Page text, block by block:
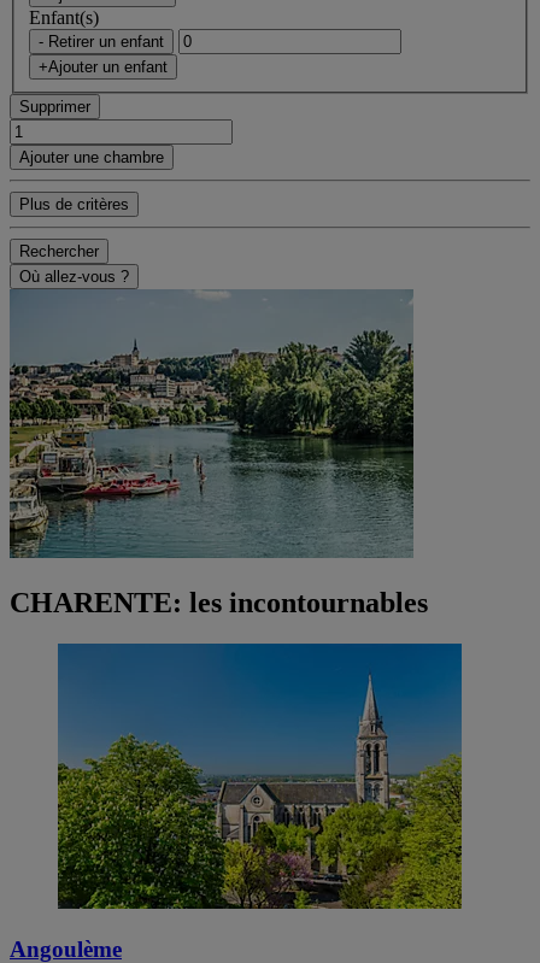
Enfant(s)
- Retirer un enfant
+Ajouter un enfant
Supprimer
Ajouter une chambre
Plus de critères
Rechercher
Où allez-vous ?
CHARENTE: les incontournables
Angoulème